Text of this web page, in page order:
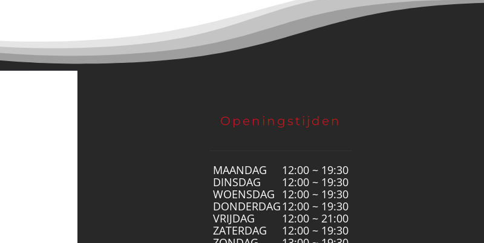
Openingstijden
MAANDAG
12:00 ~ 19:30
DINSDAG
12:00 ~ 19:30
WOENSDAG
12:00 ~ 19:30
DONDERDAG 12:00 ~ 19:30
VRIJDAG
12:00 ~ 21:00
ZATERDAG
12:00 ~ 19:30